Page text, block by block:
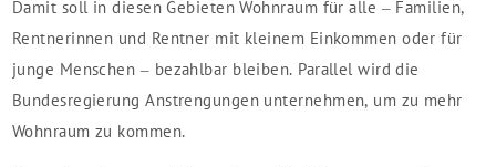
Damit soll in diesen Gebieten Wohnraum für alle – Familien,
Rentnerinnen und Rentner mit kleinem Einkommen oder für
junge Menschen – bezahlbar bleiben. Parallel wird die
Bundesregierung Anstrengungen unternehmen, um zu mehr
Wohnraum zu kommen.